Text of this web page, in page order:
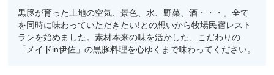
黒豚が育った土地の空気、景色、水、野菜、酒・・・。全て
を同時に味わっていただきたい! との想いから牧場民宿レスト
ランを始めました。素材本来の味を活かした、こだわりの
「メイド in伊佐」の黒豚料理を心ゆくまで味わってください。